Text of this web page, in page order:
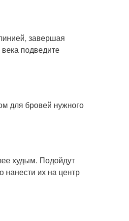
завершая
подведите
для бровей нужного
худым. Подойдут
нанести их на центр